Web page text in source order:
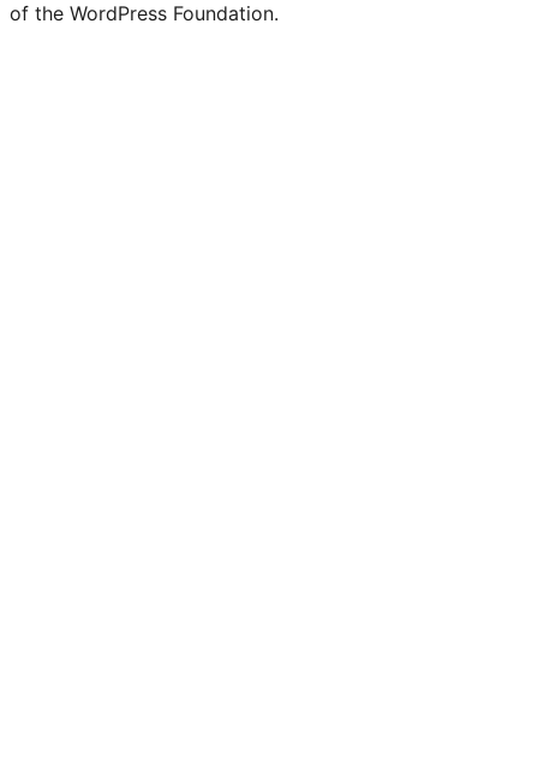
of the WordPress Foundation.